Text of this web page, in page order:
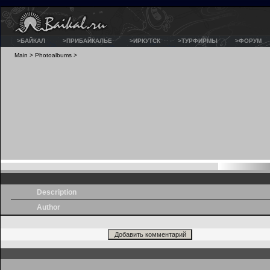
>БАЙКАЛ >ПРИБАЙКАЛЬЕ >ИРКУТСК >ТУРФИРМЫ >ФОРУМ
Main > Photoalbums >
Description
Author